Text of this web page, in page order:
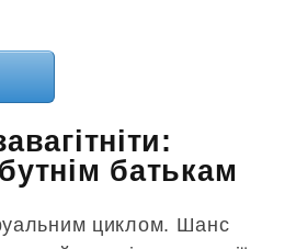
батькам
циклом. Шанс